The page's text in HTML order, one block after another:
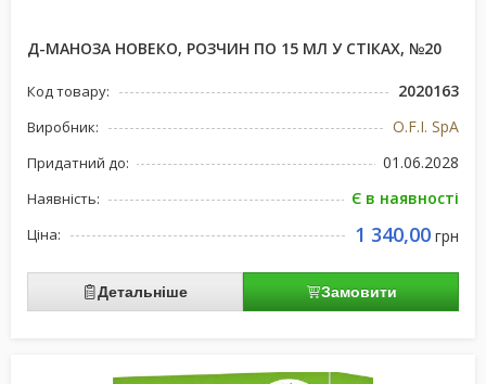
Д-МАНОЗА НОВЕКО, РОЗЧИН ПО 15 МЛ У СТІКАХ, №20
Код товару: 2020163
Виробник: O.F.I. SpA
Придатний до: 01.06.2028
Наявність: Є в наявності
Ціна: 1 340,00 грн
Детальніше Замовити